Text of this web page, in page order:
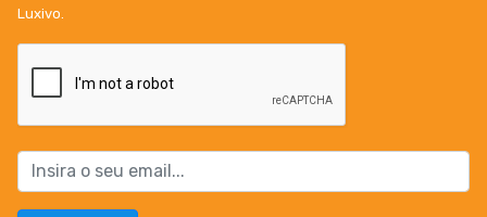
Luxivo.